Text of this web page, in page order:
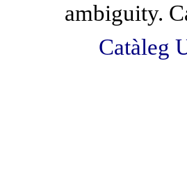
ambiguity.
Catàleg